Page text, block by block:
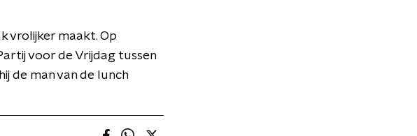
vrolijker maakt. Op
voor de Vrijdag tussen
de man van de lunch